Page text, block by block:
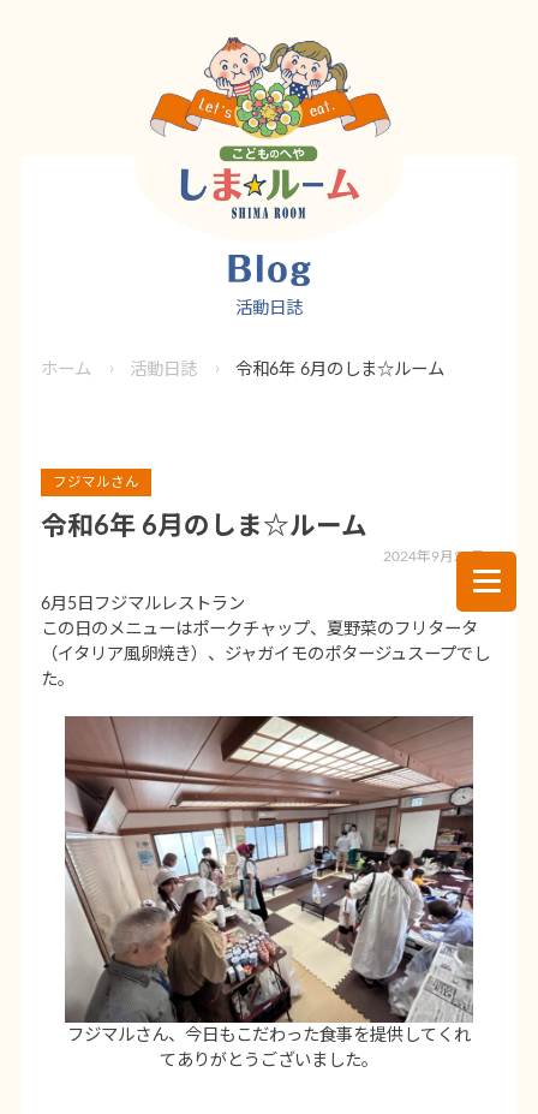
活動日誌
ホーム 活動日誌 令和6年 6月のしま☆ルーム
フジマルさん
令和6年 6月のしま☆ルーム
2024年9月26日
6月5日フジマルレストラン
この日のメニューはポークチャップ、夏野菜のフリタータ
（イタリア風卵焼き）、ジャガイモのポタージュスープでし
た。
フジマルさん、今日もこだわった食事を提供してくれ
てありがとうございました。